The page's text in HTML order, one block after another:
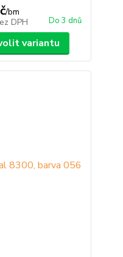
/bm
DPH Do 3 dnů
variantu